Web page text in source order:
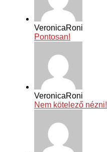
VeronicaRoni
Pontosan!
VeronicaRoni
Nem kötelező nézni!